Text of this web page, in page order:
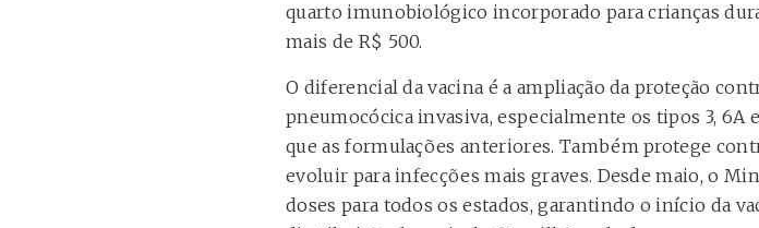
quarto imunobiológico incorporado para crianças
mais de R$ 500.
O diferencial da vacina é a ampliação da proteção
pneumocócica invasiva, especialmente os tipos 3, 6A
que as formulações anteriores. Também protege
evoluir para infecções mais graves. Desde maio, o
doses para todos os estados, garantindo o início da